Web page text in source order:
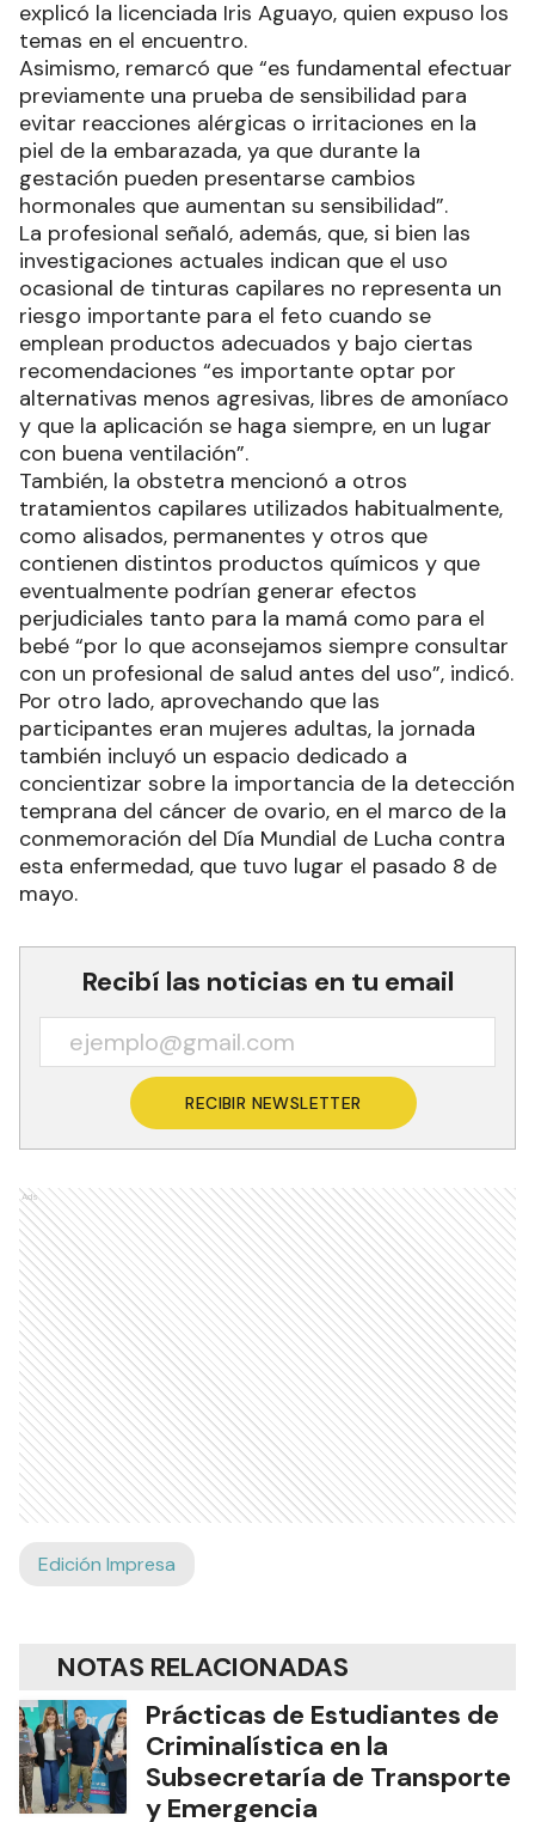
explicó la licenciada Iris Aguayo, quien expuso los
temas en el encuentro.
Asimismo, remarcó que “es fundamental efectuar
previamente una prueba de sensibilidad para
evitar reacciones alérgicas o irritaciones en la
piel de la embarazada, ya que durante la
gestación pueden presentarse cambios
hormonales que aumentan su sensibilidad”.
La profesional señaló, además, que, si bien las
investigaciones actuales indican que el uso
ocasional de tinturas capilares no representa un
riesgo importante para el feto cuando se
emplean productos adecuados y bajo ciertas
recomendaciones “es importante optar por
alternativas menos agresivas, libres de amoníaco
y que la aplicación se haga siempre, en un lugar
con buena ventilación”.
También, la obstetra mencionó a otros
tratamientos capilares utilizados habitualmente,
como alisados, permanentes y otros que
contienen distintos productos químicos y que
eventualmente podrían generar efectos
perjudiciales tanto para la mamá como para el
bebé “por lo que aconsejamos siempre consultar
con un profesional de salud antes del uso”, indicó.
Por otro lado, aprovechando que las
participantes eran mujeres adultas, la jornada
también incluyó un espacio dedicado a
concientizar sobre la importancia de la detección
temprana del cáncer de ovario, en el marco de la
conmemoración del Día Mundial de Lucha contra
esta enfermedad, que tuvo lugar el pasado 8 de
mayo.
Recibí las noticias en tu email
RECIBIR NEWSLETTER
Ads
Edición Impresa
NOTAS RELACIONADAS
Prácticas de Estudiantes de
Criminalística en la
Subsecretaría de Transporte
y Emergencia